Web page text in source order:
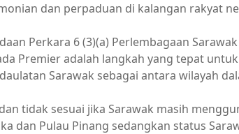
dan perpaduan di kalangan rakyat
Perkara 6 (3)(a) Perlembagaan
Premier adalah langkah yang tepat
Sarawak sebagai antara wilayah
tidak sesuai jika Sarawak masih
dan Pulau Pinang sedangkan status